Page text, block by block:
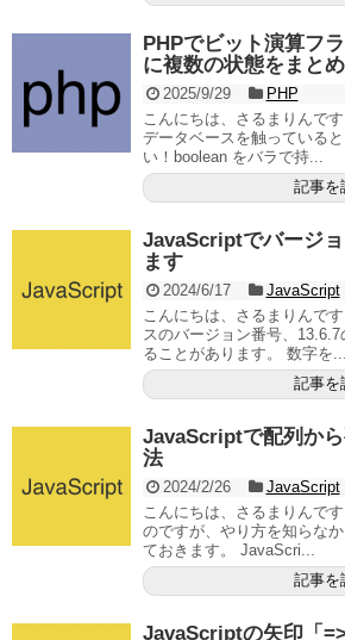
PHPでビット演算フ
に複数の状態をまと
2025/9/29
PHP
こんにちは、さるまりんで
データベースを触っている
い！boolean をバラで持...
記事を
JavaScriptでバージ
ます
2024/6/17
JavaScript
こんにちは、さるまりんで
スのバージョン番号、
ることがあります。 数字を....
記事を
JavaScriptで配列か
法
2024/2/26
JavaScript
こんにちは、さるまりんで
のですが、やり方を知らな
ておきます。 JavaScri...
記事を
JavaScriptの矢印「